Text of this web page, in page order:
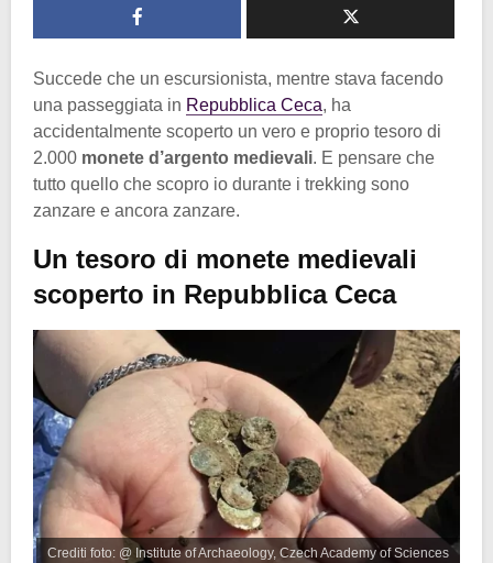
Succede che un escursionista, mentre stava facendo
una passeggiata in Repubblica Ceca, ha
accidentalmente scoperto un vero e proprio tesoro di
2.000 monete d’argento medievali. E pensare che
tutto quello che scopro io durante i trekking sono
zanzare e ancora zanzare.
Un tesoro di monete medievali
scoperto in Repubblica Ceca
Crediti foto: @ Institute of Archaeology, Czech Academy of Sciences